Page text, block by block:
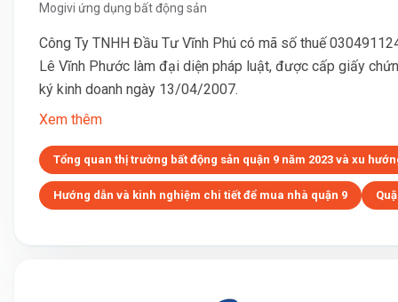
Mogivi ứng dụng bất động sản
Công Ty TNHH Đầu Tư Vĩnh Phú có mã số thuế
Lê Vĩnh Phước làm đại diện pháp luật, được cấp giấy
ký kinh doanh ngày 13/04/2007.
Xem thêm
Tổng quan thị trường bất động sản quận 9 năm 2023 và xu
Hướng dẫn và kinh nghiệm chi tiết để mua nhà quận 9